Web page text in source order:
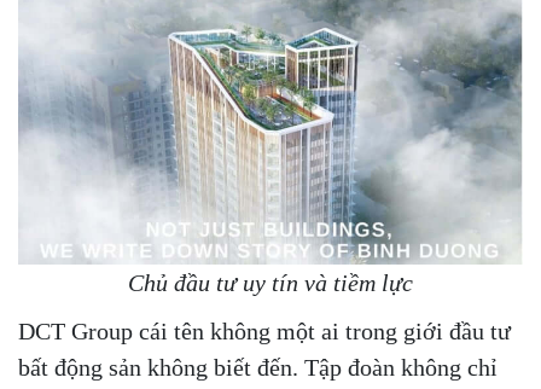
Chủ đầu tư uy tín và tiềm lực
DCT Group cái tên không một ai trong giới đầu tư
bất động sản không biết đến. Tập đoàn không chỉ